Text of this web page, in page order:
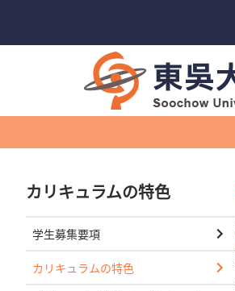
カリキュラムの特色
学生募集要項
カリキュラムの特色